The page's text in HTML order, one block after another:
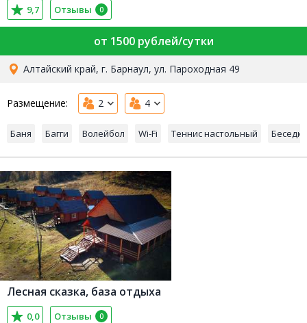
9,7 Отзывы 0
от 1500 рублей/сутки
Алтайский край, г. Барнаул, ул. Пароходная 49
Размещение: 2 4
Баня Багги Волейбол Wi-Fi Теннис настольный Беседки
Лесная сказка, база отдыха
0,0 Отзывы 0